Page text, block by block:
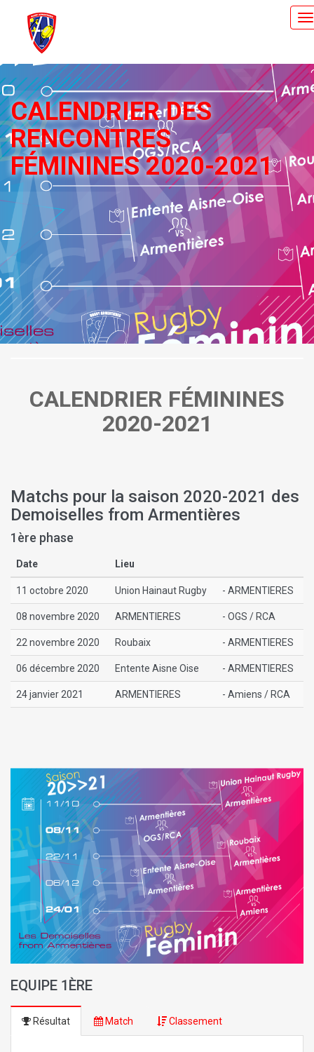
CALENDRIER DES
RENCONTRES
FÉMININES 2020-2021
CALENDRIER FÉMININES
2020-2021
Matchs pour la saison 2020-2021 des
Demoiselles from Armentières
1ère phase
Date Lieu
11 octobre 2020 Union Hainaut Rugby - ARMENTIERES
08 novembre 2020 ARMENTIERES - OGS / RCA
22 novembre 2020 Roubaix - ARMENTIERES
06 décembre 2020 Entente Aisne Oise - ARMENTIERES
24 janvier 2021 ARMENTIERES - Amiens / RCA
EQUIPE 1ÈRE
Résultat Match Classement